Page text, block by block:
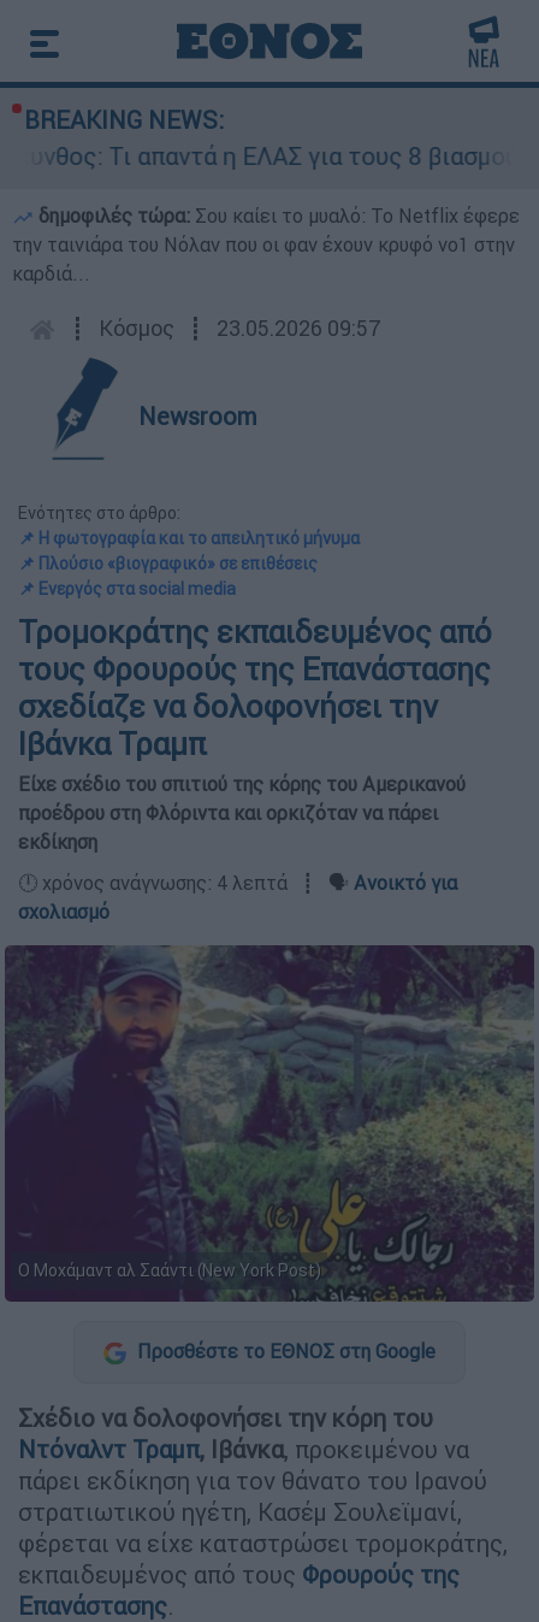
BREAKING NEWS:
απαντά η ΕΛΑΣ για τους 8 βιασμούς
δημοφιλές τώρα: Σου καίει το μυαλό: Το Netflix έφερε
την ταινιάρα του Νόλαν που οι φαν έχουν κρυφό νο1 στην
καρδιά...
┋ Κόσμος ┋ 23.05.2026 09:57
Newsroom
Ενότητες στο άρθρο:
📌 Η φωτογραφία και το απειλητικό μήνυμα
📌 Πλούσιο «βιογραφικό» σε επιθέσεις
📌 Ενεργός στα social media
Τρομοκράτης εκπαιδευμένος από
τους Φρουρούς της Επανάστασης
σχεδίαζε να δολοφονήσει την
Ιβάνκα Τραμπ
Είχε σχέδιο του σπιτιού της κόρης του Αμερικανού
προέδρου στη Φλόριντα και ορκιζόταν να πάρει
εκδίκηση
🕛 χρόνος ανάγνωσης: 4 λεπτά ┋ 🗣️ Ανοικτό για
σχολιασμό
Ο Μοχάμαντ αλ Σαάντι (New York Post)
Προσθέστε το ΕΘΝΟΣ στη Google
Σχέδιο να δολοφονήσει την κόρη του
Ντόναλντ Τραμπ, Ιβάνκα, προκειμένου να
πάρει εκδίκηση για τον θάνατο του Ιρανού
στρατιωτικού ηγέτη, Κασέμ Σουλεϊμανί,
φέρεται να είχε καταστρώσει τρομοκράτης,
εκπαιδευμένος από τους Φρουρούς της
Επανάστασης.